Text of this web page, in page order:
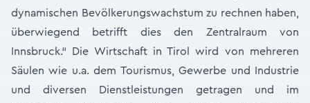
dynamischen Bevölkerungswachstum zu rechnen haben,
überwiegend betrifft dies den Zentralraum von
Innsbruck.“ Die Wirtschaft in Tirol wird von mehreren
Säulen wie u.a. dem Tourismus, Gewerbe und Industrie
und diversen Dienstleistungen getragen und im